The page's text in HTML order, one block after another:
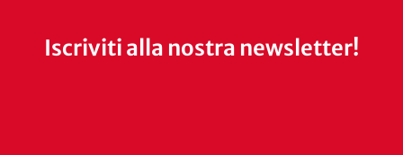
Iscriviti alla nostra newsletter!